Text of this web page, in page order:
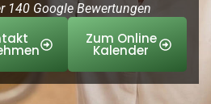
140 Google Bewertungen
Zum Online
Kalender